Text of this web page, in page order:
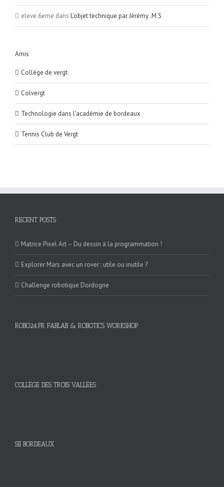
eleve 6eme dans L’objet technique par Jérémy .M.S
Amis
Collège de vergt
Colvergt
Technologie dans l'académie de bordeaux
Tennis Club de Vergt
RECENT POSTS
Matrice Pixel Art – Du dessin à la programmation !
Explorer Mars avec un rover : utile ou inutile ?
Challenge robotique Dordogne
ROBO24.FR FABLAB & ROBOTICS WORKSHOP
COLLÈGE DES TROIS VALLÉES
SII BORDEAUX